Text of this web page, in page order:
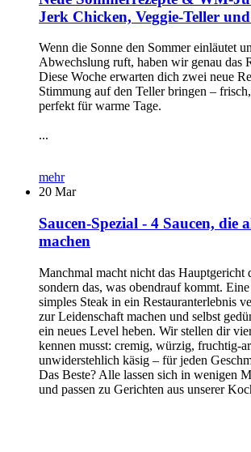
Jerk Chicken, Veggie-Teller
Wenn die Sonne den Sommer einläutet
Abwechslung ruft, haben wir genau das
Diese Woche erwarten dich zwei neue
Stimmung auf den Teller bringen –
perfekt für warme Tage.
...
mehr
20 Mar
Saucen-Spezial - 4 Saucen, die
machen
Manchmal macht nicht das Hauptgericht
sondern das, was obendrauf kommt.
simples Steak in ein Restauranterlebnis
zur Leidenschaft machen und selbst
ein neues Level heben. Wir stellen dir
kennen musst: cremig, würzig, fruchtig-
unwiderstehlich käsig – für jeden
Das Beste? Alle lassen sich in wenigen
und passen zu Gerichten aus unserer